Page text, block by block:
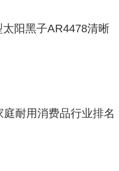
阳黑子AR4478清晰
耐用消费品行业排名